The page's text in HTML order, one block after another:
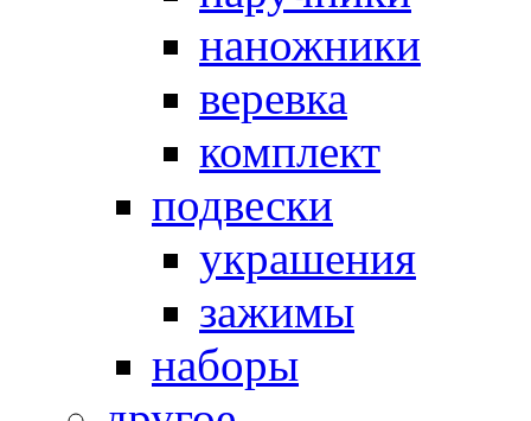
наножники
веревка
комплект
подвески
украшения
зажимы
наборы